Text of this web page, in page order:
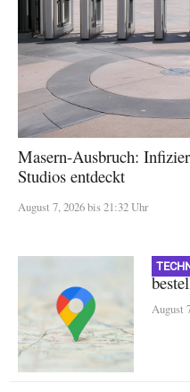
Masern-Ausbruch:
Studios entdeckt
August 7, 2026 bis 21:32 Uhr
August